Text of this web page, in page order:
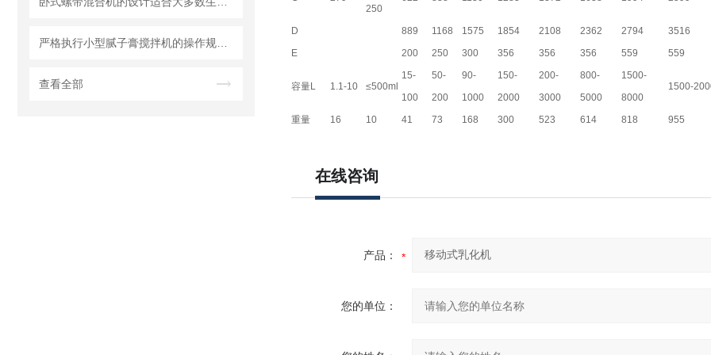
查看全部
250
D 889 1168 1575 1854 2108 2362 2794
3516
E
200 250 300 356 356 356 559 559
容量L 1.1-10 ≤500ml
15-
100
50-
200
90-
1000
150-
2000
200-
3000
800-
5000
1500-
8000
1500-
重量 16 10 41 73 168 300 523 614 818 955
在线咨询
产品：
您的单位：